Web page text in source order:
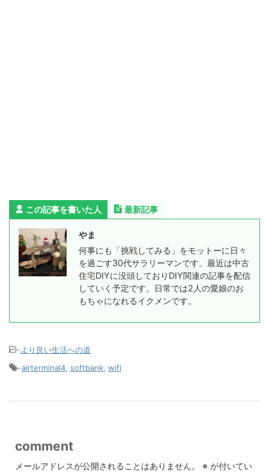
この記事を書いた人 最新記事
やま
何事にも「挑戦してみる」をモットーに日々
を過ごす30代サラリーマンです。最近は中古
住宅DIYに没頭しておりDIY関連の記事を配信
していく予定です。日常では2人の愛娘のお
もちゃになれるイクメンです。
-より良い生活への道
-airterminal4 softbank wifi
comment
メールアドレスが公開されることはありません。 ※ が付いてい